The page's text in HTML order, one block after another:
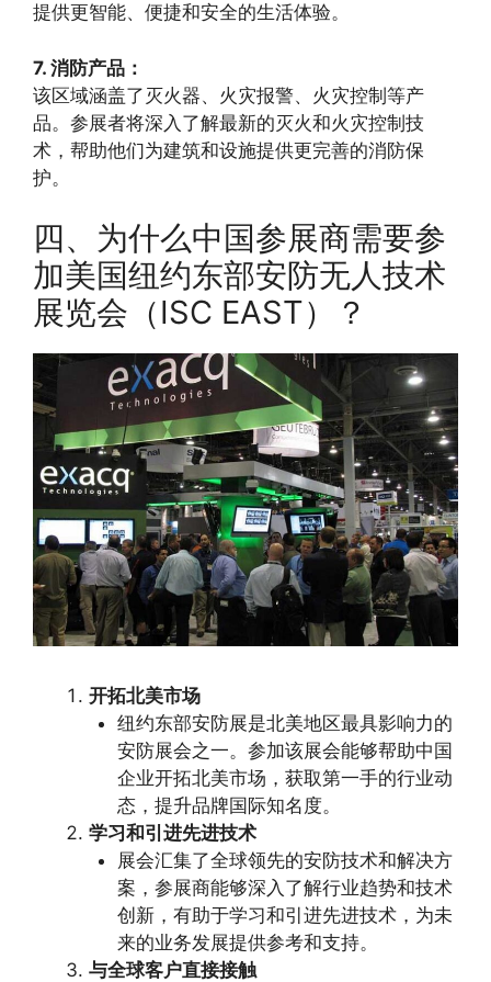
提供更智能、便捷和安全的生活体验。
7. 消防产品：
该区域涵盖了灭火器、火灾报警、火灾控制等产
品。参展者将深入了解最新的灭火和火灾控制技
术，帮助他们为建筑和设施提供更完善的消防保
护。
四、为什么中国参展商需要参
加美国纽约东部安防无人技术
展览会（ISC EAST）？
开拓北美市场
纽约东部安防展是北美地区最具影响力的
安防展会之一。参加该展会能够帮助中国
企业开拓北美市场，获取第一手的行业动
态，提升品牌国际知名度。
学习和引进先进技术
展会汇集了全球领先的安防技术和解决方
案，参展商能够深入了解行业趋势和技术
创新，有助于学习和引进先进技术，为未
来的业务发展提供参考和支持。
与全球客户直接接触